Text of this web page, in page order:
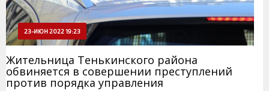
23-ИЮН 2022 19:23
Жительница Тенькинского района
обвиняется в совершении преступлений
против порядка управления